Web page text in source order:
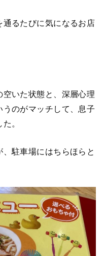
通るたびに気になるお店
いた状態と、深層心理
のがマッチして、息子
。
駐車場にはちらほらと